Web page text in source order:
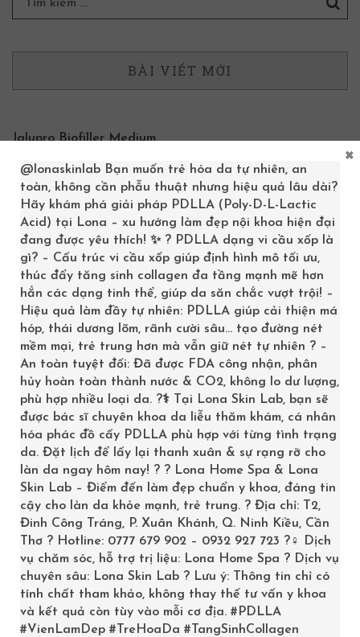
BÀI VIẾT MỚI
Jalupro Biofiller Medium
Jalupro Biofiller Light
Jalupro Biofiller Deep
LƯU TRỮ
Tháng 3 2026
Tháng 6 2025
Tháng 9 2024
Tháng 3 2024
Tháng 2 2024
Tháng 7 2023
Tháng 5 2023
Tháng 12 2022
Tháng 10 2022
Tháng 4 2022
@lonaskinlab Bạn muốn trẻ hóa da tự nhiên, an
toàn, không cần phẫu thuật nhưng hiệu quả lâu dài?
Hãy khám phá giải pháp PDLLA (Poly-D-L-Lactic
Acid) tại Lona – xu hướng làm đẹp nội khoa hiện đại
đang được yêu thích! ✨ ? PDLLA dạng vi cầu xốp là
gì? – Cấu trúc vi cầu xốp giúp định hình mô tối ưu,
thúc đẩy tăng sinh collagen đa tầng mạnh mẽ hơn
hẳn các dạng tinh thể, giúp da săn chắc vượt trội! –
Hiệu quả làm đầy tự nhiên: PDLLA giúp cải thiện má
hóp, thái dương lõm, rãnh cười sâu… tạo đường nét
mềm mại, trẻ trung hơn mà vẫn giữ nét tự nhiên ? –
An toàn tuyệt đối: Đã được FDA công nhận, phân
hủy hoàn toàn thành nước & CO2, không lo dư lượng,
phù hợp nhiều loại da. ?‍⚕️ Tại Lona Skin Lab, bạn sẽ
được bác sĩ chuyên khoa da liễu thăm khám, cá nhân
hóa phác đồ cấy PDLLA phù hợp với từng tình trạng
da. Đặt lịch để lấy lại thanh xuân & sự rạng rỡ cho
làn da ngay hôm nay! ? ? Lona Home Spa & Lona
Skin Lab – Điểm đến làm đẹp chuẩn y khoa, đáng tin
cậy cho làn da khỏe mạnh, trẻ trung. ? Địa chỉ: T2,
Đinh Công Tráng, P. Xuân Khánh, Q. Ninh Kiều, Cần
Thơ ? Hotline: 0777 679 902 – 0932 927 723 ?‍♀️ Dịch
vụ chăm sóc, hỗ trợ trị liệu: Lona Home Spa ? Dịch vụ
chuyên sâu: Lona Skin Lab ? Lưu ý: Thông tin chỉ có
tính chất tham khảo, không thay thế tư vấn y khoa
và kết quả còn tùy vào mỗi cơ địa. #PDLLA
#VienLamDep #TreHoaDa #TangSinhCollagen
×